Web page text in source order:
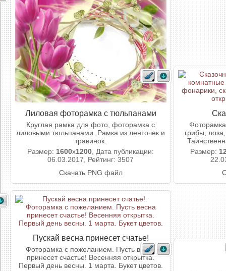
Лиловая фоторамка с тюльпанами
Круглая рамка для фото, фоторамка с
лиловыми тюльпанами. Рамка из ленточек и
травинок.
Размер: 1600x1200 , Дата публикации:
06.03.2017, Рейтинг: 3507
Скачать PNG файл
грибы,
Размер:
Пускай весна принесет счатье!
Фоторамка с пожеланием. Пусть весна
принесет счастье! Весенняя открытка.
Первый день весны. 1 марта. Букет цветов.